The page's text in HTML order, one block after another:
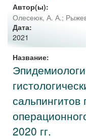
Автор(ы):
Олесеюк, А. А.;
Дата:
2021
Название:
2020 гг.